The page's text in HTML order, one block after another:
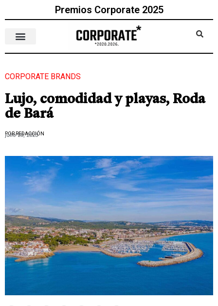
Premios Corporate 2025
CORPORATE BRANDS
Lujo, comodidad y playas, Roda
de Bará
POR REDACCIÓN
julio 20, 2023